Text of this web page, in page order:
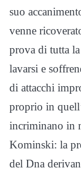
suo
venne
prova di tutta
lavarsi e
di attacchi
proprio in
incriminano in
Kominski: la
del Dna